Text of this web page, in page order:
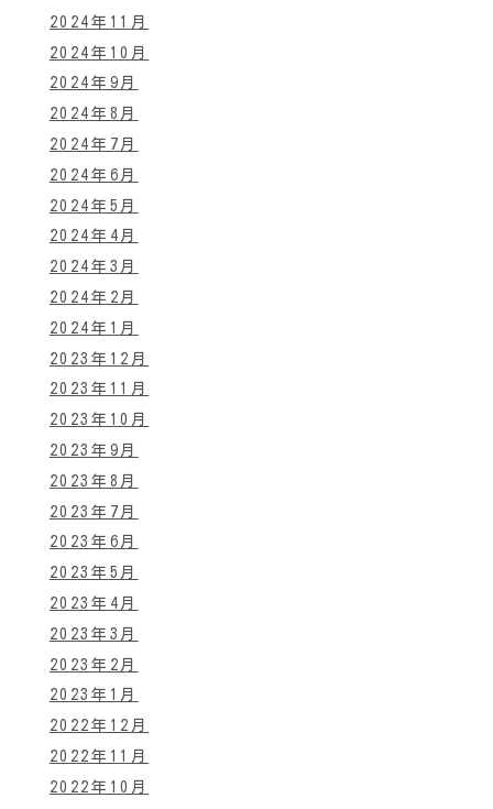
2024年11月
2024年10月
2024年9月
2024年8月
2024年7月
2024年6月
2024年5月
2024年4月
2024年3月
2024年2月
2024年1月
2023年12月
2023年11月
2023年10月
2023年9月
2023年8月
2023年7月
2023年6月
2023年5月
2023年4月
2023年3月
2023年2月
2023年1月
2022年12月
2022年11月
2022年10月